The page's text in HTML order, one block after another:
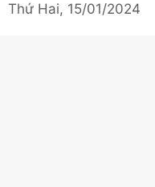
Thứ Hai, 15/01/2024